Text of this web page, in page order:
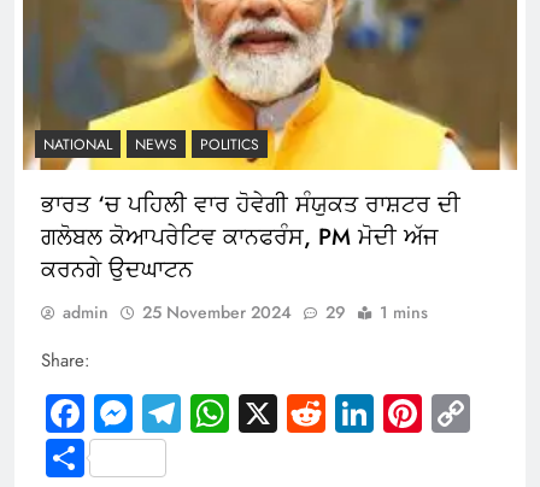
NATIONAL NEWS POLITICS
ਭਾਰਤ ‘ਚ ਪਹਿਲੀ ਵਾਰ ਹੋਵੇਗੀ ਸੰਯੁਕਤ ਰਾਸ਼ਟਰ ਦੀ
ਗਲੋਬਲ ਕੋਆਪਰੇਟਿਵ ਕਾਨਫਰੰਸ, PM ਮੋਦੀ ਅੱਜ
ਕਰਨਗੇ ਉਦਘਾਟਨ
admin 25 November 2024 29 1 mins
Share:
Facebook
Messenger
Telegram
WhatsApp
X RedditLinkedIn
Share